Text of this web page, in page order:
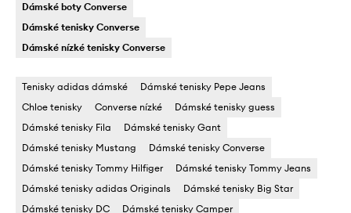
Dámské boty Converse
Dámské tenisky Converse
Dámské nízké tenisky Converse
Tenisky adidas dámské
Dámské tenisky Pepe Jeans
Chloe tenisky
Converse nízké
Dámské tenisky guess
Dámské tenisky Fila
Dámské tenisky Gant
Dámské tenisky Mustang
Dámské tenisky Converse
Dámské tenisky Tommy Hilfiger
Dámské tenisky Tommy Jeans
Dámské tenisky adidas Originals
Dámské tenisky Big Star
Dámské tenisky DC
Dámské tenisky Camper